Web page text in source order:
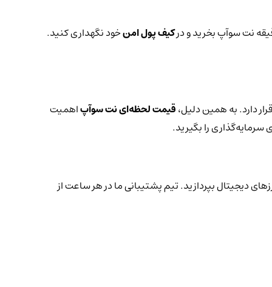
نت سوآپ بخرید و درکیف پول امنخود نگهداری کنید.
دارد. به همین دلیل،قیمت لحظه‌ای نت سوآپاهمیت
را بگیرید.
دیجیتال بپردازید. تیم پشتیبانی ما در هر ساعت از